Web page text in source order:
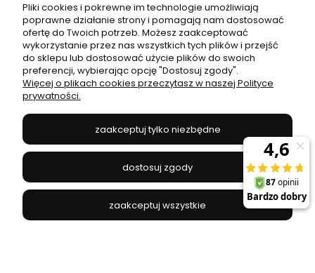
Płatności i dostawa
Informacje
JANEX
669-050-03-43
504 545 749//E-mail:sklep@janexmarket.pl
Pliki cookies i pokrewne im technologie umożliwiają
poprawne działanie strony i pomagają nam dostosować
ofertę do Twoich potrzeb. Możesz zaakceptować
wykorzystanie przez nas wszystkich tych plików i przejść
do sklepu lub dostosować użycie plików do swoich
preferencji, wybierając opcję "Dostosuj zgody".
Więcej o plikach cookies przeczytasz w naszej Polityce
prywatności.
zaakceptuj tylko niezbędne
dostosuj zgody
zaakceptuj wszystkie